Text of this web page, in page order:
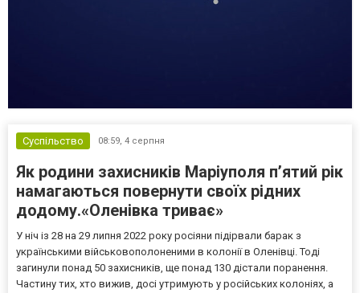
Суспільство 08:59, 4 серпня
Як родини захисників Маріуполя пʼятий рік
намагаються повернути своїх рідних
додому.«Оленівка триває»
У ніч із 28 на 29 липня 2022 року росіяни підірвали барак з
українськими військовополоненими в колонії в Оленівці. Тоді
загинули понад 50 захисників, ще понад 130 дістали поранення.
Частину тих, хто вижив, досі утримують у російських колоніях, а